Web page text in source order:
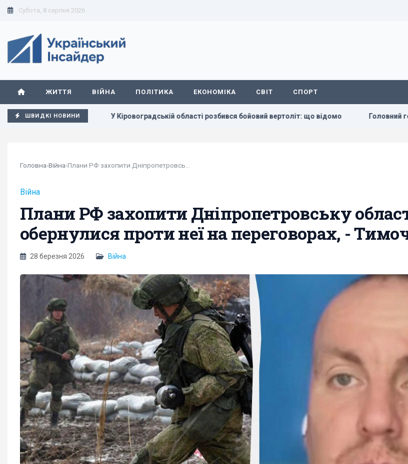
Субота, 8 серпня 2026
ЖИТТЯ ВІЙНА ПОЛІТИКА ЕКОНОМІКА СВІТ СПОРТ
ШВИДКІ НОВИНИ
у Європі У Кіровоградській області розбився бойовий вертоліт: що відомо Головний генерал США
Головна›Війна›
Війна
Плани РФ захопити Дніпропетровську
обернулися проти неї на переговорах, -
28 березня 2026 Війна